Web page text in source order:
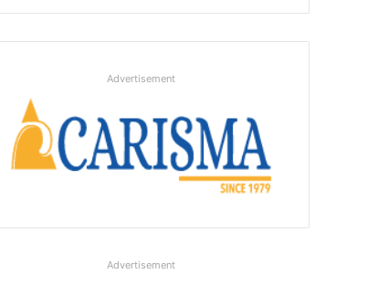
Advertisement
Advertisement